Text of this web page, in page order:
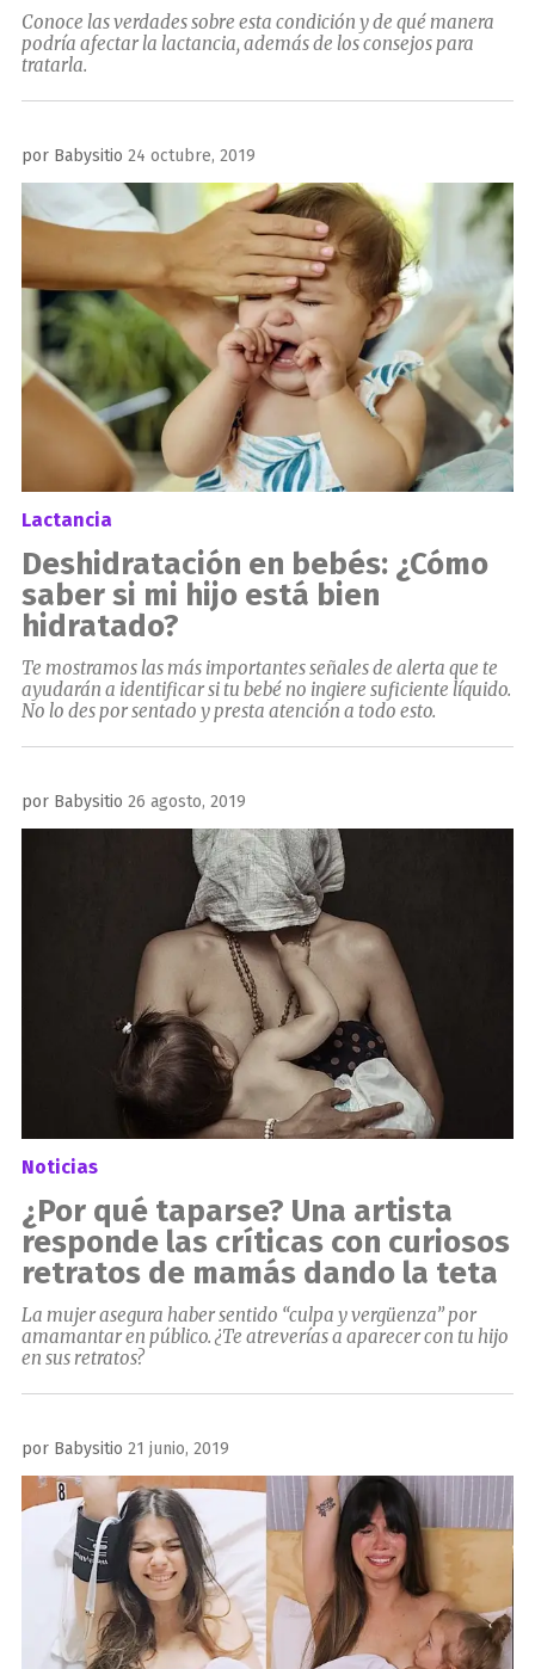
Conoce las verdades sobre esta condición y de qué manera
podría afectar la lactancia, además de los consejos para
tratarla.
por Babysitio Publicado
el
24 octubre, 2019
Lactancia
Deshidratación en bebés: ¿Cómo
saber si mi hijo está bien
hidratado?
Te mostramos las más importantes señales de alerta que te
ayudarán a identificar si tu bebé no ingiere suficiente líquido.
No lo des por sentado y presta atención a todo esto.
por Babysitio Publicado
el
26 agosto, 2019
Noticias
¿Por qué taparse? Una artista
responde las críticas con curiosos
retratos de mamás dando la teta
La mujer asegura haber sentido “culpa y vergüenza” por
amamantar en público. ¿Te atreverías a aparecer con tu hijo
en sus retratos?
por Babysitio Publicado
el
21 junio, 2019